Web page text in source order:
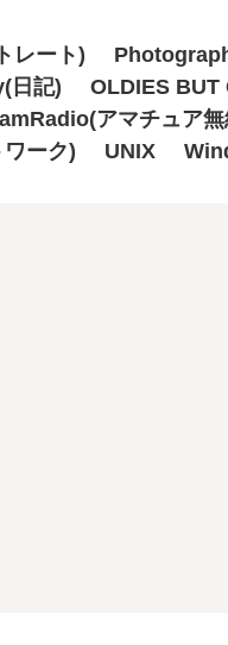
レート)
日記) OLDIES BUT
アマチュア無
ーク)
UNIX